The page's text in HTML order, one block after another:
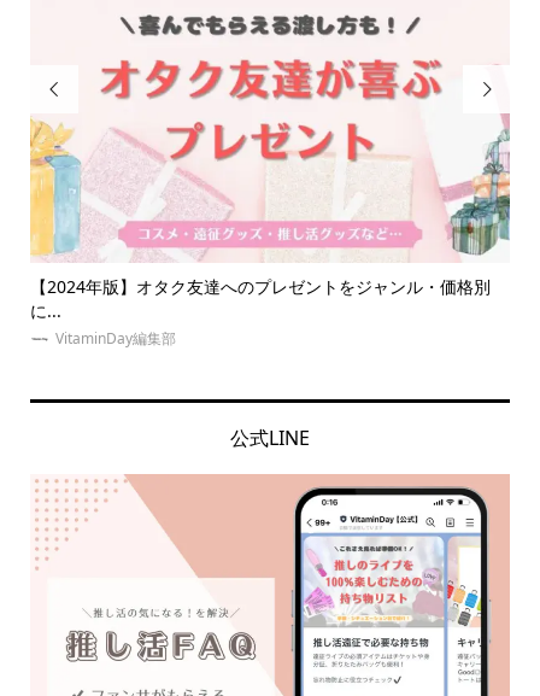

【大人オタク向け】ライブ参戦服におすすめのブランドを紹
介！推...
VitaminDay編集部

公式LINE